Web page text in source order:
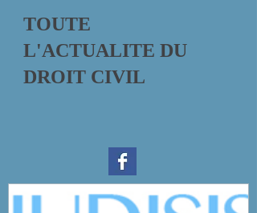
TOUTE
L'ACTUALITE DU
DROIT CIVIL